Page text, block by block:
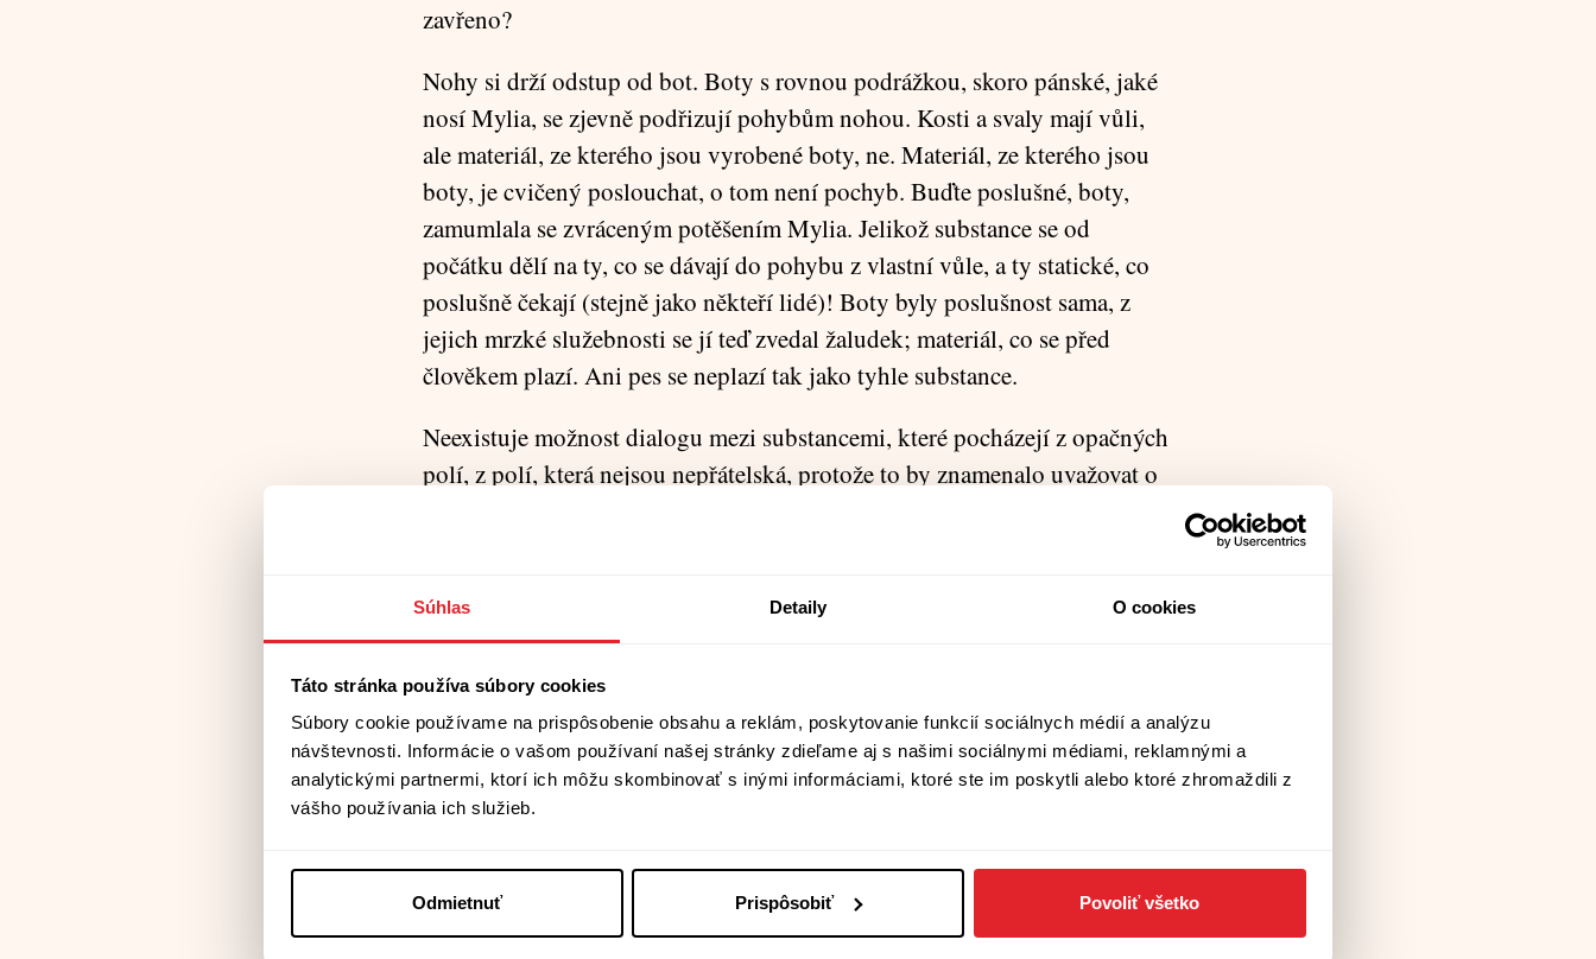
Súhlas Detaily O cookies
Táto stránka používa súbory cookies
Súbory cookie používame na prispôsobenie obsahu a reklám, poskytovanie funkcií sociálnych médií a analýzu
návštevnosti. Informácie o vašom používaní našej stránky zdieľame aj s našimi sociálnymi médiami, reklamnými a
analytickými partnermi, ktorí ich môžu skombinovať s inými informáciami, ktoré ste im poskytli alebo ktoré zhromaždili z
vášho používania ich služieb.
Odmietnuť Prispôsobiť Povoliť všetko
zavřeno?
Nohy si drží odstup od bot. Boty s rovnou podrážkou, skoro pánské, jaké
nosí Mylia, se zjevně podřizují pohybům nohou. Kosti a svaly mají vůli,
ale materiál, ze kterého jsou vyrobené boty, ne. Materiál, ze kterého jsou
boty, je cvičený poslouchat, o tom není pochyb. Buďte poslušné, boty,
zamumlala se zvráceným potěšením Mylia. Jelikož substance se od
počátku dělí na ty, co se dávají do pohybu z vlastní vůle, a ty statické, co
poslušně čekají (stejně jako někteří lidé)! Boty byly poslušnost sama, z
jejich mrzké služebnosti se jí teď zvedal žaludek; materiál, co se před
člověkem plazí. Ani pes se neplazí tak jako tyhle substance.
Neexistuje možnost dialogu mezi substancemi, které pocházejí z opačných
polí, z polí, která nejsou nepřátelská, protože to by znamenalo uvažovat o
kousek teritoria; tady byla na jedné straně naprostá pasivita a na druhé
Nejsem věc, co čeká, mumlá si Mylia a pevným krokem míří ke kostelu.
„Kostel je zavřený. Víte, kolik je hodin? Skoro pět ráno. Tady byste vůbec
neměla být. V noci je tohle špatná oblast, nebezpečná.“ Tváří v tvář tomu
která sem přichází s nemocí, nemocí, která už v ní je a za rok, nanejvýš za
dva ji zabije. Má v sobě smrt a už ji nedostane ven; to, co teď potřebuje, je
právě nebezpečí, aby ji nabudilo, vydolovalo z ní zásobu energie. Už se